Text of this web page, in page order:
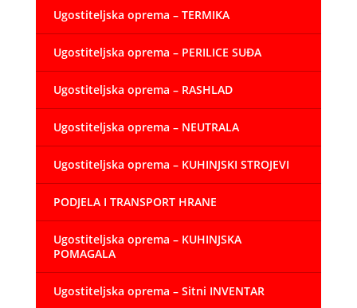
Ugostiteljska oprema – TERMIKA
Ugostiteljska oprema – PERILICE SUĐA
Ugostiteljska oprema – RASHLAD
Ugostiteljska oprema – NEUTRALA
Ugostiteljska oprema – KUHINJSKI STROJEVI
PODJELA I TRANSPORT HRANE
Ugostiteljska oprema – KUHINJSKA
POMAGALA
Ugostiteljska oprema – Sitni INVENTAR